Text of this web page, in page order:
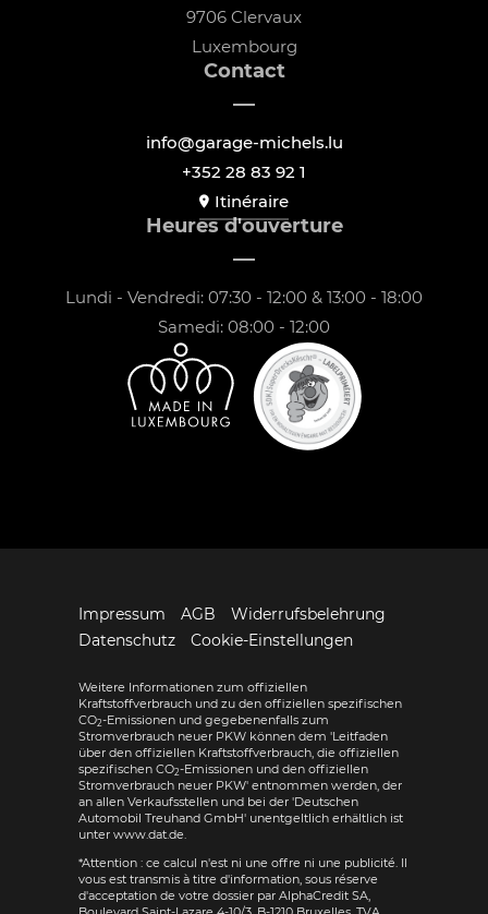
9706 Clervaux
Luxembourg
Contact
info@garage-michels.lu
+352 28 83 92 1
Itinéraire
Heures d'ouverture
Lundi - Vendredi: 07:30 - 12:00 & 13:00 - 18:00
Samedi: 08:00 - 12:00
Impressum AGB
Widerrufsbelehrung
Datenschutz
Cookie-Einstellungen
Weitere Informationen zum offiziellen
Kraftstoffverbrauch und zu den offiziellen spezifischen
CO2-Emissionen und gegebenenfalls zum
Stromverbrauch neuer PKW können dem 'Leitfaden
über den offiziellen Kraftstoffverbrauch, die offiziellen
spezifischen CO2-Emissionen und den offiziellen
Stromverbrauch neuer PKW' entnommen werden, der
an allen Verkaufsstellen und bei der 'Deutschen
Automobil Treuhand GmbH' unentgeltlich erhältlich ist
unter www.dat.de.
*Attention : ce calcul n'est ni une offre ni une publicité. Il
vous est transmis à titre d'information, sous réserve
d'acceptation de votre dossier par AlphaCredit SA,